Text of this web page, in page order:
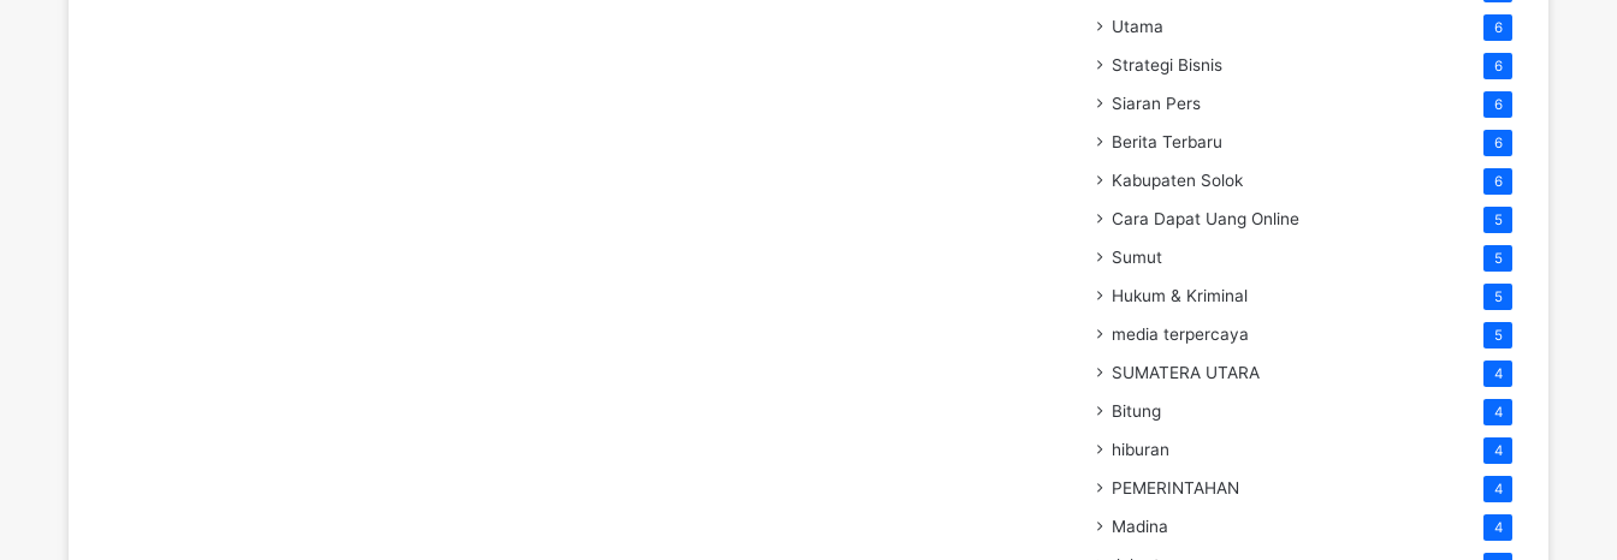
Utama 6
Strategi Bisnis 6
Siaran Pers 6
Berita Terbaru 6
Kabupaten Solok 6
Cara Dapat Uang Online 5
Sumut 5
Hukum & Kriminal 5
media terpercaya 5
SUMATERA UTARA 4
Bitung 4
hiburan 4
PEMERINTAHAN 4
Madina 4